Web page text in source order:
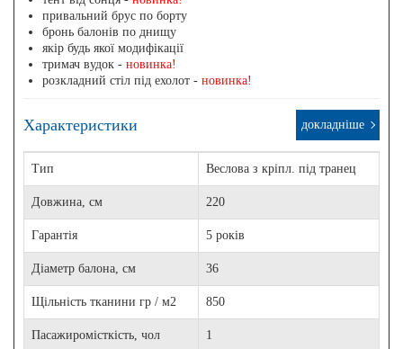
привальний брус по борту
бронь балонів по днищу
якір будь якої модифікації
тримач вудок - новинка!
розкладний стіл під ехолот - новинка!
Характеристики докладніше
Тип Веслова з кріпл. під транец
Довжина, см 220
Гарантія 5 років
Діаметр балона, см 36
Щільність тканини гр / м2 850
Пасажиромісткість, чол 1